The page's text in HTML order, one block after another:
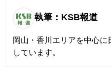
執筆：KSB報道
岡山・香川エリアを中心
しています。